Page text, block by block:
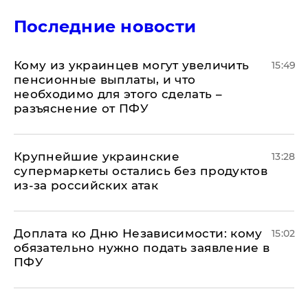
Последние новости
Кому из украинцев могут увеличить
пенсионные выплаты, и что
необходимо для этого сделать –
разъяснение от ПФУ
15:49
Крупнейшие украинские
супермаркеты остались без продуктов
из-за российских атак
13:28
Доплата ко Дню Независимости: кому
обязательно нужно подать заявление в
ПФУ
15:02